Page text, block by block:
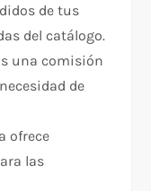
de tus
del catálogo.
una comisión
de
ofrece
las